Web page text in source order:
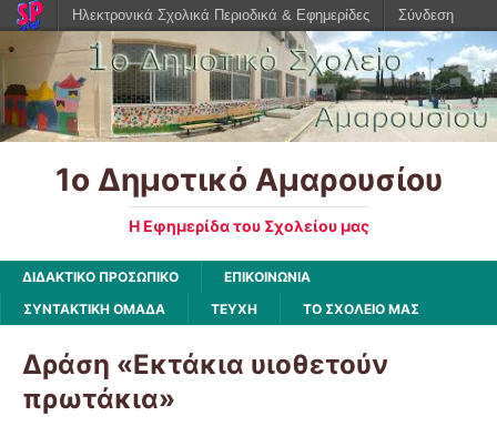
1ο Δημοτικό Αμαρουσίου
Η Εφημερίδα του Σχολείου μας
ΔΙΔΑΚΤΙΚΟ ΠΡΟΣΩΠΙΚΟ
ΕΠΙΚΟΙΝΩΝΙΑ
ΣΥΝΤΑΚΤΙΚΗ ΟΜΑΔΑ
ΤΕΥΧΗ ΤΟ ΣΧΟΛΕΙΟ ΜΑΣ
Δράση «Εκτάκια υιοθετούν
πρωτάκια»
Ηλεκτρονικά Σχολικά Περιοδικά & Εφημερίδες Σύνδεση